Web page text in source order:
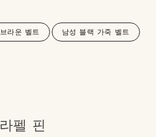
브라운 벨트 남성 블랙 가죽 벨트
라펠 핀